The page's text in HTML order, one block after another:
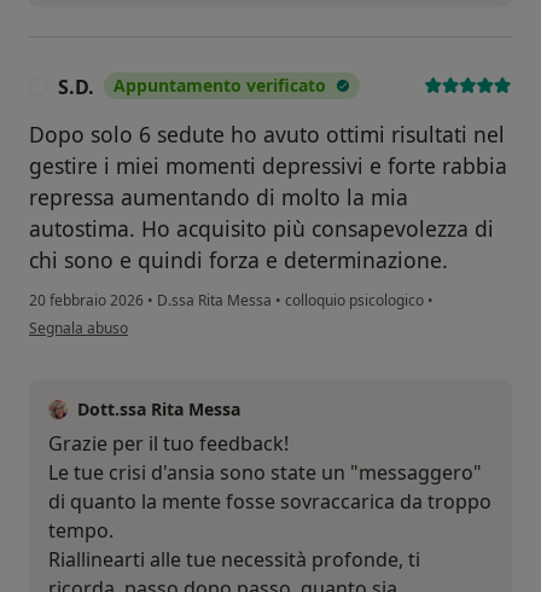
S.D. Appuntamento verificato
Dopo solo 6 sedute ho avuto ottimi risultati nel
gestire i miei momenti depressivi e forte rabbia
repressa aumentando di molto la mia
autostima. Ho acquisito più consapevolezza di
chi sono e quindi forza e determinazione.
20 febbraio 2026 • D.ssa Rita Messa • colloquio psicologico •
secondo l'opinione dell'utente S.D.
Segnala abuso
Dott.ssa Rita Messa
Grazie per il tuo feedback!
Le tue crisi d'ansia sono state un "messaggero"
di quanto la mente fosse sovraccarica da troppo
tempo.
Riallinearti alle tue necessità profonde, ti